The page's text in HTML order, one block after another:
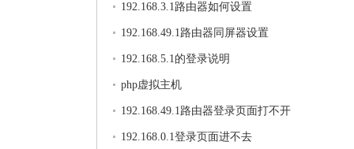
192.168.3.1路由器如何设置
192.168.49.1路由器同屏器设置
192.168.5.1的登录说明
php虚拟主机
192.168.49.1路由器登录页面打不开
192.168.0.1登录页面进不去